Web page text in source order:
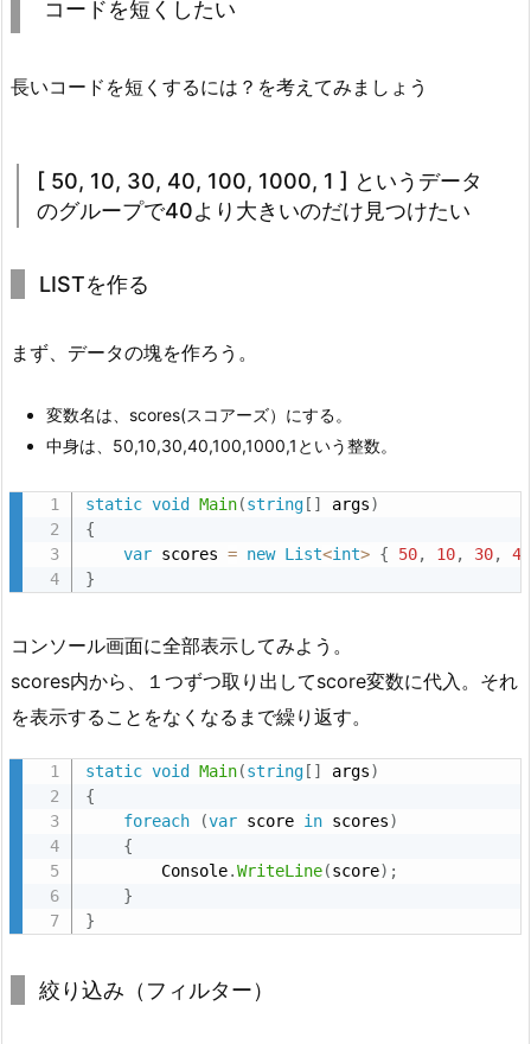
ド
短
た
い
1.
0,
0,
3
0,
1
0,
0,
]
う
ー
コードを短くしたい
長いコードを短くするには？を考えてみましょう
[ 50, 10, 30, 40, 100, 1000, 1 ] というデータ
のグループで40より大きいのだけ見つけたい
LISTを作る
まず、データの塊を作ろう。
変数名は、scores(スコアーズ）にする。
中身は、50,10,30,40,100,1000,1という整数。
static void Main(string [ ] args)
{
var scores = new List<int> { 50, 10, 30,
40
}
コンソール画面に全部表示してみよう。
scores内から、１つずつ取り出してscore変数に代入。それ
を表示することをなくなるまで繰り返す。
static void Main(string[ ] args)
{
foreach
(var score in scores)
{
        Console
.WriteLine(score) ;
}
}
絞り込み（フィルター）